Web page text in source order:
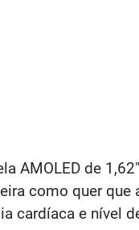
AMOLED de
como quer
cardíaca e nível